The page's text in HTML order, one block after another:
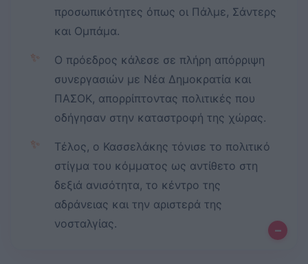
προσωπικότητες όπως οι Πάλμε, Σάντερς
και Ομπάμα.
✨
Ο πρόεδρος κάλεσε σε πλήρη απόρριψη
συνεργασιών με Νέα Δημοκρατία και
ΠΑΣΟΚ, απορρίπτοντας πολιτικές που
οδήγησαν στην καταστροφή της χώρας.
✨
Τέλος, ο Κασσελάκης τόνισε το πολιτικό
στίγμα του κόμματος ως αντίθετο στη
δεξιά ανισότητα, το κέντρο της
αδράνειας και την αριστερά της
νοσταλγίας.
–